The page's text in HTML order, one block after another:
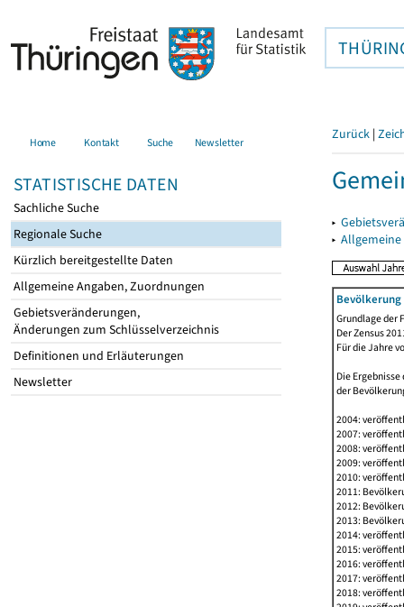
Home Kontakt Suche Newsletter
STATISTISCHE DATEN
Sachliche Suche
Regionale Suche
Kürzlich bereitgestellte Daten
Allgemeine Angaben, Zuordnungen
Gebietsveränderungen,
Änderungen zum Schlüsselverzeichnis
Definitionen und Erläuterungen
Newsletter
Zurück |
▸
▸
Grundlage der
Der Zensus
Für die Jahre
Die
der
2004:
2007:
2008:
2009:
2010:
2011:
2012:
2013:
2014:
2015:
2016:
2017:
2018: